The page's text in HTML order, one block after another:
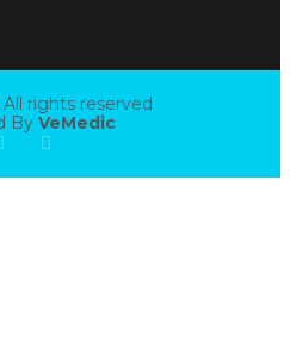
rights reserved
By VeMedic